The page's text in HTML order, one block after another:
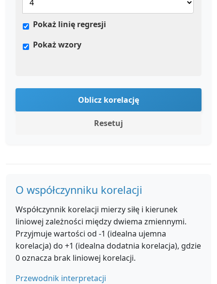
Pokaż linię regresji
Pokaż wzory
Oblicz korelację
Resetuj
O współczynniku korelacji
Współczynnik korelacji mierzy siłę i kierunek
liniowej zależności między dwiema zmiennymi.
Przyjmuje wartości od -1 (idealna ujemna
korelacja) do +1 (idealna dodatnia korelacja), gdzie
0 oznacza brak liniowej korelacji.
Przewodnik interpretacji